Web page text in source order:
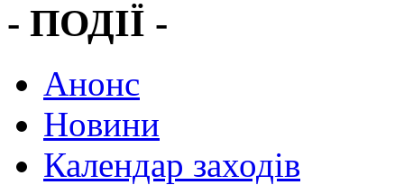
- ПОДІЇ -
Анонс
Новини
Календар заходів